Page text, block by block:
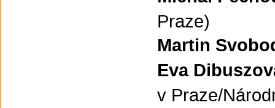
Praze)
Martin
Eva
v Praze/